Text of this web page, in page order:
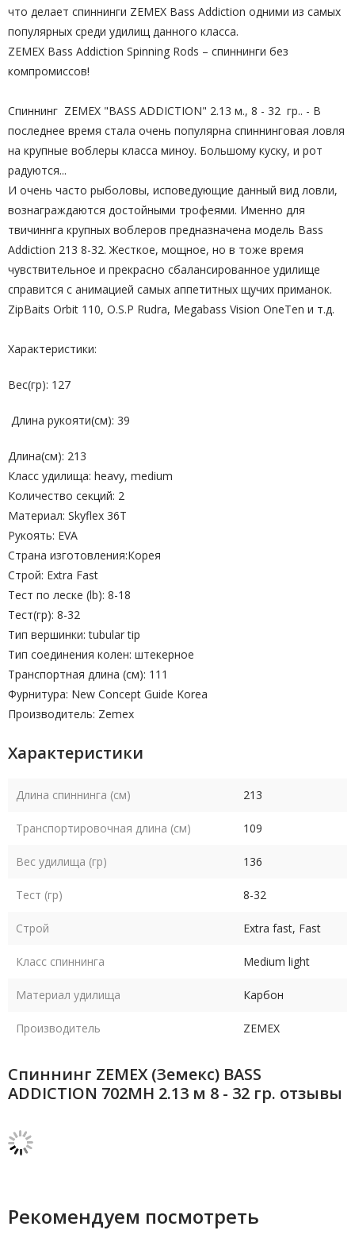
что делает спиннинги ZEMEX Bass Addiction одними из самых
популярных среди удилищ данного класса.
ZEMEX Bass Addiction Spinning Rods – спиннинги без
компромиссов!
Спиннинг ZEMEX "BASS ADDICTION" 2.13 м., 8 - 32 гр.. - В
последнее время стала очень популярна спиннинговая ловля
на крупные воблеры класса миноу. Большому куску, и рот
радуются...
И очень часто рыболовы, исповедующие данный вид ловли,
вознаграждаются достойными трофеями. Именно для
твичиннга крупных воблеров предназначена модель Bass
Addiction 213 8-32. Жесткое, мощное, но в тоже время
чувствительное и прекрасно сбалансированное удилище
справится с анимацией самых аппетитных щучих приманок.
ZipBaits Orbit 110, O.S.P Rudra, Megabass Vision OneTen и т.д.
Характеристики:
Вес(гр): 127
Длина рукояти(см): 39
Длина(см): 213
Класс удилища: heavy, medium
Количество секций: 2
Материал: Skyflex 36T
Рукоять: EVA
Страна изготовления:Корея
Строй: Extra Fast
Тест по леске (lb): 8-18
Тест(гр): 8-32
Тип вершинки:tubular tip
Тип соединения колен: штекерное
Транспортная длина (см): 111
Фурнитура: New Concept Guide Korea
Производитель: Zemex
Характеристики
Длина спиннинга (см) 213
Транспортировочная длина (см) 109
Вес удилища (гр) 136
Тест (гр) 8-32
Строй Extra fast, Fast
Класс спиннинга Medium light
Материал удилища Карбон
Производитель ZEMEX
Спиннинг ZEMEX (Земекс) BASS
ADDICTION 702MH 2.13 м 8 - 32 гр. отзывы
Рекомендуем посмотреть